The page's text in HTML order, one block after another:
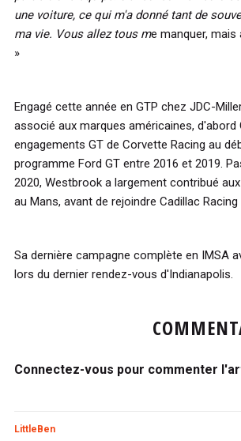
une voiture, ce qui m'a donné tant de
ma vie. Vous allez tous me manquer, mais
»
Engagé cette année en GTP chez JDC-
associé aux marques américaines,
engagements GT de Corvette Racing au
programme Ford GT entre 2016 et 2019.
2020, Westbrook a largement contribué
au Mans, avant de rejoindre Cadillac Racing
Sa dernière campagne complète en IMSA
lors du dernier rendez-vous d'Indianapolis.
Connectez-vous pour commenter
LittleBen